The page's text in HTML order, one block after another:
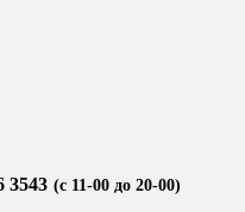
3543 (с 11-00 до 20-00)